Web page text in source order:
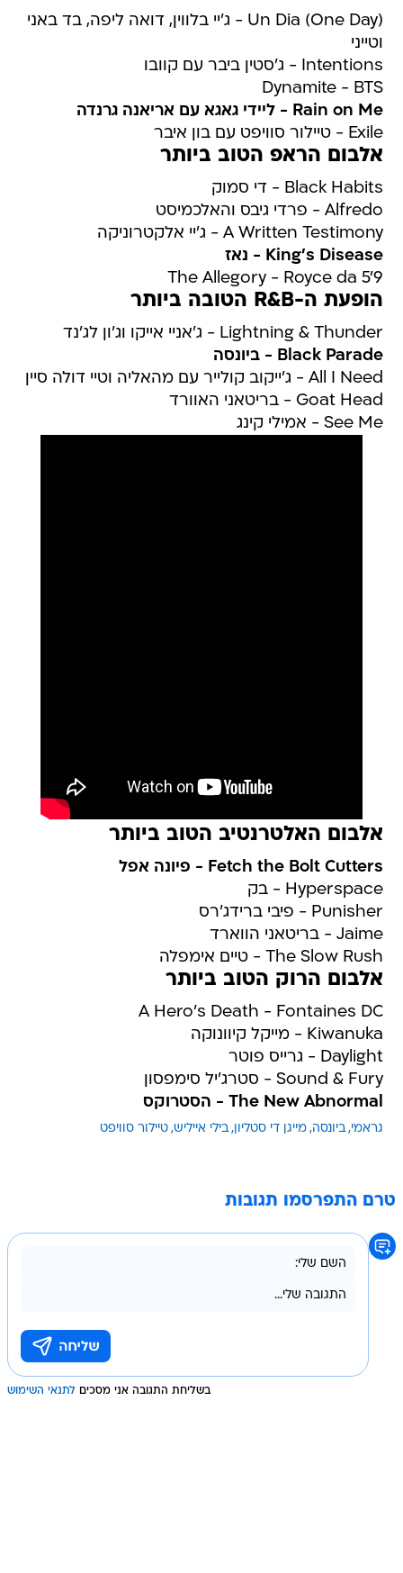
Un Dia (One Day) - ג'יי בלווין, דואה ליפה, בד באני
וטייני
Intentions - ג'סטין ביבר עם קוובו
Dynamite - BTS
Rain on Me - ליידי גאגא עם אריאנה גרנדה
Exile - טיילור סוויפט עם בון איבר
אלבום הראפ הטוב ביותר
Black Habits - די סמוק
Alfredo - פרדי גיבס והאלכמיסט
A Written Testimony - ג'יי אלקטרוניקה
King's Disease - נאז
The Allegory - Royce da 5'9
הופעת ה-R&B הטובה ביותר
Lightning & Thunder ​- ג'אניי אייקו וג'ון לג'נד
Black Parade - ביונסה
All I Need - ג'ייקוב קולייר עם מהאליה וטיי דולה סיין
Goat Head - בריטאני האוורד
See Me - אמילי קינג
אלבום האלטרנטיב הטוב ביותר
Fetch the Bolt Cutters - פיונה אפל
Hyperspace - בק
Punisher - פיבי ברידג'רס
Jaime - בריטאני הווארד
The Slow Rush - טיים אימפלה
אלבום הרוק הטוב ביותר
A Hero's Death - Fontaines DC
Kiwanuka - מייקל קיוונוקה
Daylight - גרייס פוטר
Sound & Fury - סטרג'יל סימפסון
The New Abnormal - הסטרוקס
גראמי ביונסה מייגן די סטליון בילי אייליש טיילור סוויפט
טרם התפרסמו תגובות
בשליחת התגובה אני מסכים לתנאי השימוש